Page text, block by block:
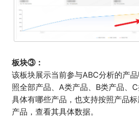
板块③：
该板块展示当前参与ABC分析的产
照全部产品、A类产品、B类产品、
具体有哪些产品，也支持按照产品
产品，查看其具体数据。